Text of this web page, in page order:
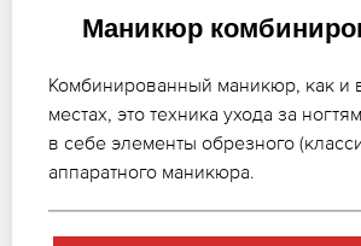
Маникюр
Комбинированный маникюр, как и
местах, это техника ухода за
в себе элементы обрезного
аппаратного маникюра.